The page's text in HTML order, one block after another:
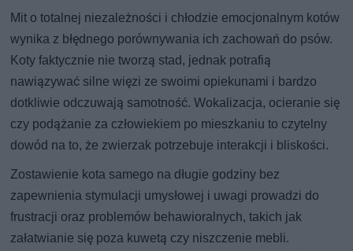
Mit o totalnej niezależności i chłodzie emocjonalnym kotów
wynika z błędnego porównywania ich zachowań do psów.
Koty faktycznie nie tworzą stad, jednak potrafią
nawiązywać silne więzi ze swoimi opiekunami i bardzo
dotkliwie odczuwają samotność. Wokalizacja, ocieranie się
czy podążanie za człowiekiem po mieszkaniu to czytelny
dowód na to, że zwierzak potrzebuje interakcji i bliskości.
Zostawienie kota samego na długie godziny bez
zapewnienia stymulacji umysłowej i uwagi prowadzi do
frustracji oraz problemów behawioralnych, takich jak
załatwianie się poza kuwetą czy niszczenie mebli.